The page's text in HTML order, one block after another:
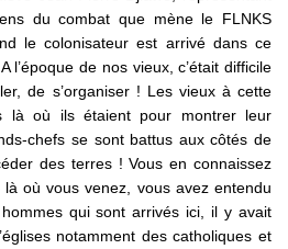
du combat que mène le FLNKS
le colonisateur est arrivé dans ce
l’époque de nos vieux, c’était difficile
de s’organiser ! Les vieux à cette
là où ils étaient pour montrer leur
chefs se sont battus aux côtés de
des terres ! Vous en connaissez
où vous venez, vous avez entendu
qui sont arrivés ici, il y avait
notamment des catholiques et